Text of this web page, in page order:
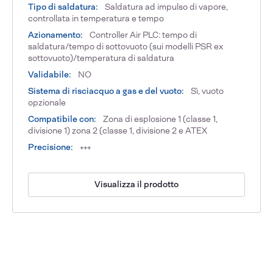
Tipo di saldatura:
Saldatura ad impulso di vapore,
controllata in temperatura e tempo
Azionamento:
Controller Air PLC: tempo di
saldatura/tempo di sottovuoto (sui modelli PSR ex
sottovuoto)/temperatura di saldatura
Validabile:
NO
Sistema di risciacquo a gas e del vuoto:
Sì, vuoto
opzionale
Compatibile con:
Zona di esplosione 1 (classe 1,
divisione 1) zona 2 (classe 1, divisione 2 e ATEX
Precisione:
+++
Visualizza il prodotto